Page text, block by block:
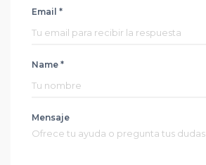
Email *
Name *
Mensaje